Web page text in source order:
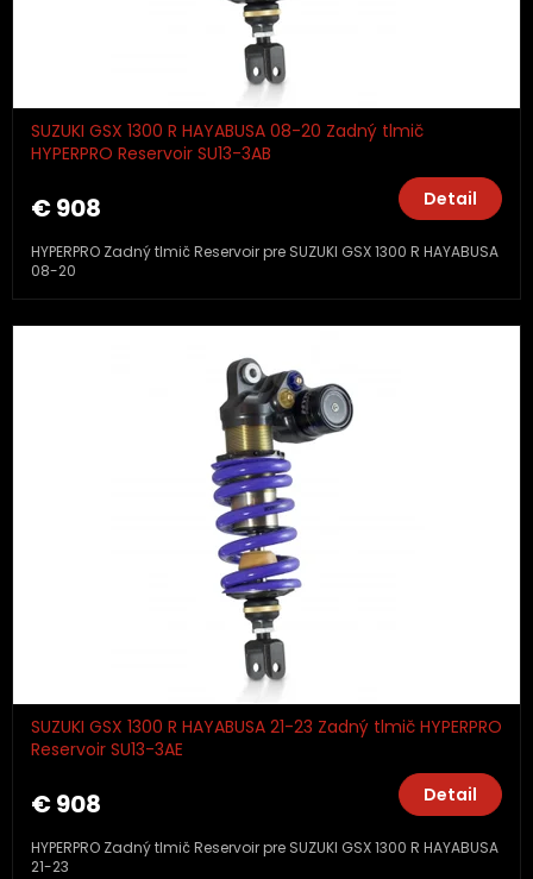
SUZUKI GSX 1300 R HAYABUSA 08-20 Zadný tlmič
HYPERPRO Reservoir SU13-3AB
€ 908 Detail
HYPERPRO Zadný tlmič Reservoir pre SUZUKI GSX 1300 R HAYABUSA
08-20
SUZUKI GSX 1300 R HAYABUSA 21-23 Zadný tlmič HYPERPRO
Reservoir SU13-3AE
€ 908 Detail
HYPERPRO Zadný tlmič Reservoir pre SUZUKI GSX 1300 R HAYABUSA
21-23